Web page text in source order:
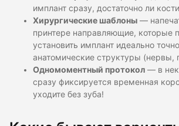
имплант сразу, достаточно ли
Хирургические шаблоны —
принтере направляющие, которые
установить имплант идеально
анатомические структуры (нервы,
Одномоментный протокол — в
сразу фиксируется временная
уходите без зуба!